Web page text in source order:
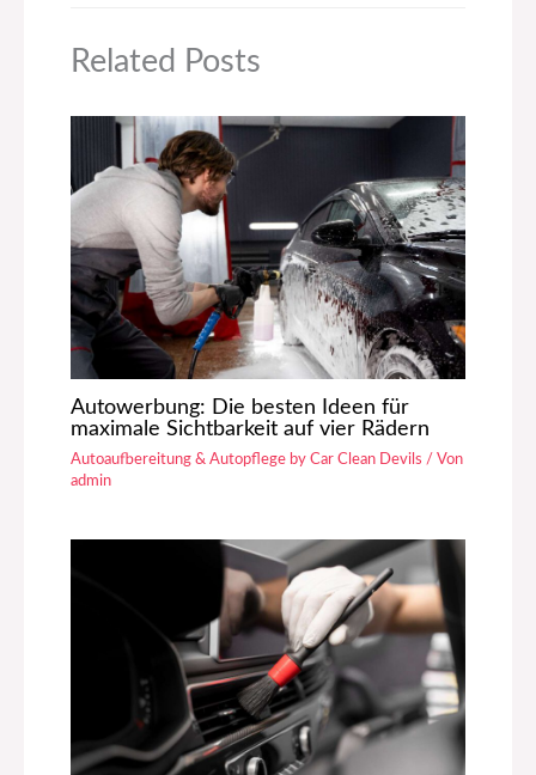
Related Posts
Autowerbung: Die besten Ideen für
maximale Sichtbarkeit auf vier Rädern
Autoaufbereitung & Autopflege by Car Clean Devils / Von
admin